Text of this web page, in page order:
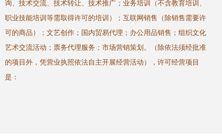
询、技术交流、技术转让、技术推广；业务培训（不含教育培训、
职业技能培训等需取得许可的培训）；互联网销售（除销售需要许
可的商品）；文艺创作；国内贸易代理；办公用品销售；组织文化
艺术交流活动；票务代理服务；市场营销策划。（除依法须经批准
的项目外，凭营业执照依法自主开展经营活动），许可经营项目
是：